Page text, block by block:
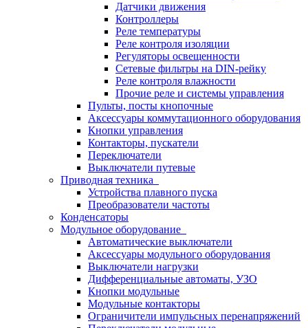
Датчики движения
Контроллеры
Реле температуры
Реле контроля изоляции
Регуляторы освещенности
Сетевые фильтры на DIN-рейку
Реле контроля влажности
Прочие реле и системы управления
Пульты, посты кнопочные
Аксессуары коммутационного оборудования
Кнопки управления
Контакторы, пускатели
Переключатели
Выключатели путевые
Приводная техника
Устройства плавного пуска
Преобразователи частоты
Конденсаторы
Модульное оборудование
Автоматические выключатели
Аксессуары модульного оборудования
Выключатели нагрузки
Дифференциальные автоматы, УЗО
Кнопки модульные
Модульные контакторы
Ограничители импульсных перенапряжений